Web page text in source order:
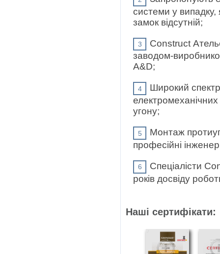
системи у
замок відсутній;
Construct
заводом-
A&D;
Широкий
електромеханічних
угону;
Монтаж
професійні
Спеціалісти
років досвіду
Наші сертифікати: